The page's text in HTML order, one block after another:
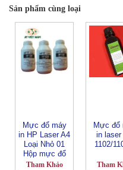
Sản phẩm cùng loại
Mực đổ máy
in HP Laser A4
Loại Nhỏ 01
Hộp mực đổ
RPT
Tham Khảo
Mực đổ
in laser
1102/
Tham